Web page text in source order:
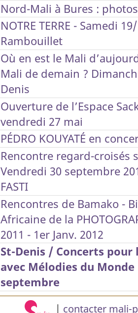
Nord-Mali à Bures :
NOTRE TERRE - Samedi
Rambouillet
Où en est le Mali
Mali de demain ?
Denis
Ouverture de l’Espace
vendredi 27 mai
PÉDRO KOUYATÉ en
Rencontre regard-croisés
Vendredi 30 septembre
FASTI
Rencontres de Bamako -
Africaine de la
2011 - 1er Janv. 2012
St-Denis / Concerts pour
avec Mélodies du Monde
septembre
| contacter mali-